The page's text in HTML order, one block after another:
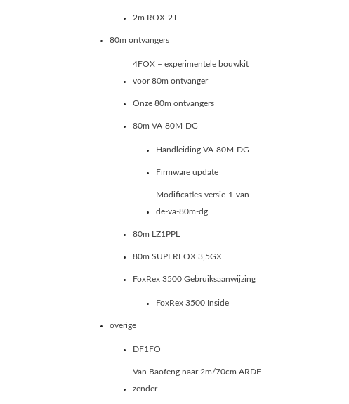
2m ROX-2T
80m ontvangers
4FOX – experimentele bouwkit
voor 80m ontvanger
Onze 80m ontvangers
80m VA-80M-DG
Handleiding VA-80M-DG
Firmware update
Modificaties-versie-1-van-
de-va-80m-dg
80m LZ1PPL
80m SUPERFOX 3,5GX
FoxRex 3500 Gebruiksaanwijzing
FoxRex 3500 Inside
overige
DF1FO
Van Baofeng naar 2m/70cm ARDF
zender